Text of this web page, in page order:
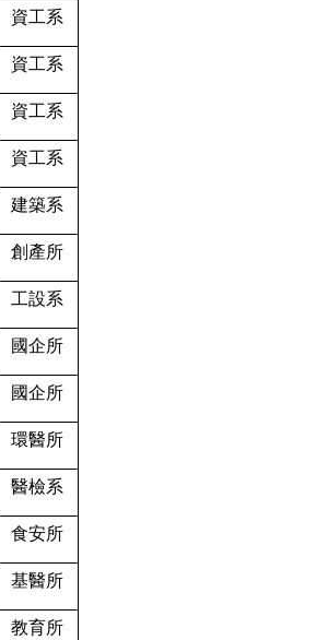
資工系
資工系
資工系
資工系
建築系
創產所
工設系
國企所
國企所
環醫所
醫檢系
食安所
基醫所
教育所